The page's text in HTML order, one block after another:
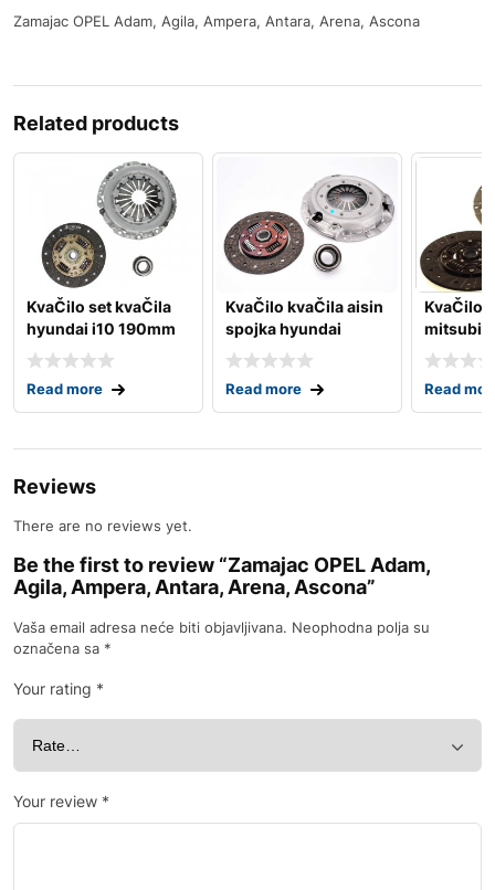
Zamajac OPEL Adam, Agila, Ampera, Antara, Arena, Ascona
Related products
KvaČilo set kvaČila
hyundai i10 190mm
Read more
KvaČilo kvaČila aisin
spojka hyundai
accent 1,5
Read more
KvaČilo
2.5td
Read
Reviews
There are no reviews yet.
Be the first to review “Zamajac OPEL Adam,
Agila, Ampera, Antara, Arena, Ascona”
Vaša email adresa neće biti objavljivana. Neophodna polja su
označena sa *
Your rating *
Your review *